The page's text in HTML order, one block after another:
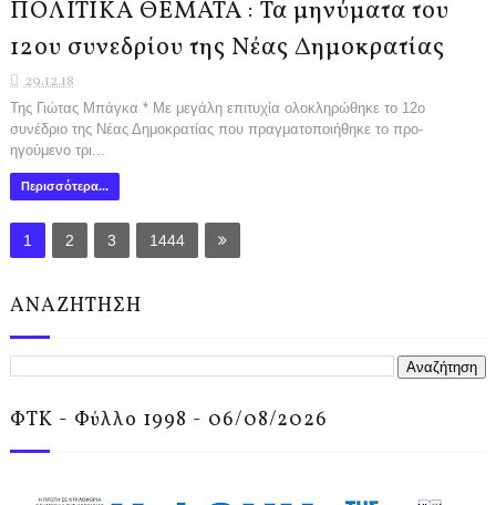
ΠΟΛΙΤΙΚΑ ΘΕΜΑΤΑ : Τα μηνύματα του
12ου συνεδρίου της Νέας Δημοκρατίας
29.12.18
Της Γιώτας Μπάγκα * Με μεγάλη επιτυχία ολο­κληρώθηκε το 12ο
συνέδρι­ο της Νέας Δημοκρατίας που πραγματοποιήθηκε το προ­
ηγούμενο τρι...
Περισσότερα...
1 2 3 1444
ΑΝΑΖΗΤΗΣΗ
ΦΤΚ - Φύλλο 1998 - 06/08/2026